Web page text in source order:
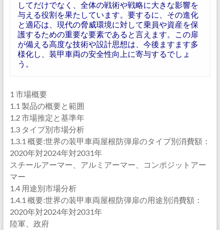
してだけでなく、全体の戦術や戦略に大きな影響を
与える役割を果たしています。要するに、その進化
と適応は、現代の脅威環境に対して乗員や資産を保
護するための重要な要素であると言えます。この扉
が備える高度な技術や設計思想は、今後ますます多
様化し、装甲車両の安全性向上に寄与するでしょ
う。
1 市場概要
1.1 製品の概要と範囲
1.2 市場推定と基準年
1.3 タイプ別市場分析
1.3.1 概要:世界の装甲車両屋根防弾扉のタイプ別消費額：
2020年対2024年対2031年
スチールアーマー、アルミアーマー、コンポジットアー
マー
1.4 用途別市場分析
1.4.1 概要:世界の装甲車両屋根防弾扉の用途別消費額：
2020年対2024年対2031年
陸軍、政府